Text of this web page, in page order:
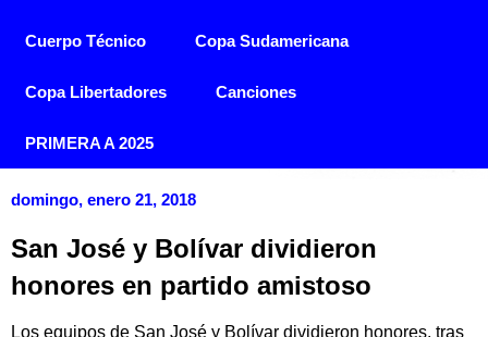
Cuerpo Técnico Copa Sudamericana
Copa Libertadores Canciones
PRIMERA A 2025
domingo, enero 21, 2018
San José y Bolívar dividieron
honores en partido amistoso
Los equipos de San José y Bolívar dividieron honores, tras